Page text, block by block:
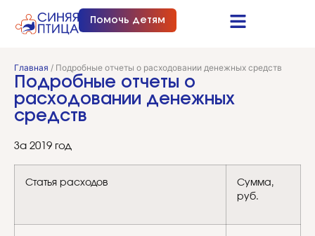
Помочь детям
Главная / Подробные отчеты о расходовании денежных средств
Подробные отчеты о
расходовании денежных
средств
За 2019 год
Статья расходов
Сумма,
руб.